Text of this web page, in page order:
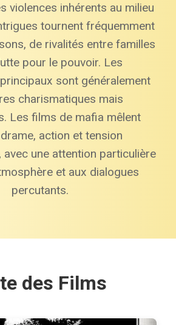
violences inhérents au milieu
tournent fréquemment
de rivalités entre familles
pour le pouvoir. Les
sont généralement
charismatiques mais
Les films de mafia mêlent
action et tension
avec une attention particulière
et aux dialogues
percutants.
des Films